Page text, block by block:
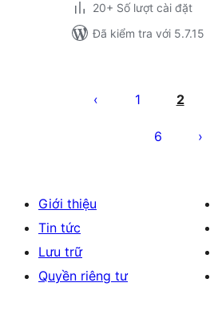
20+ Số lượt cài đặt
Đã kiểm tra với 5.7.15
trang
1 2
6
Giới thiệu
Tin tức
Lưu trữ
Quyền riêng tư